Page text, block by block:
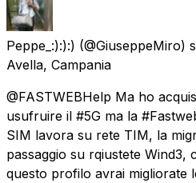
Peppe_:):):) (@GiuseppeMiro)
Avella, Campania
@FASTWEBHelp Ma ho
usufruire il #5G ma la
SIM lavora su rete TIM, la
passaggio su rqiustete Wind3,
questo profilo avrai migliorate